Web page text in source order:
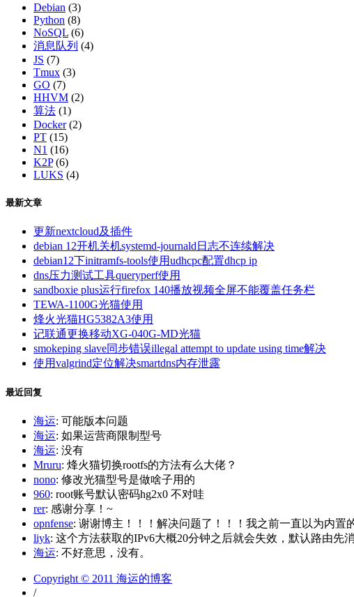
Debian (3)
Python (8)
NoSQL (6)
消息队列 (4)
JS (7)
Tmux (3)
GO (7)
HHVM (2)
算法 (1)
Docker(2)
PT (15)
N1 (16)
K2P(6)
LUKS (4)
最新文章
更新nextcloud及插件
debian 12开机关机systemd-journald日志不连续解决
debian12下initramfs-tools使用udhcpc配置dhcp ip
dns压力测试工具queryperf使用
sandboxie plus运行firefox 140播放视频全屏不能覆盖任务栏
TEWA-1100G光猫使用
烽火光猫HG5382A3使用
记联通更换移动XG-040G-MD光猫
smokeping slave同步错误illegal attempt to update using time解决
使用valgrind定位解决smartdns内存泄露
最近回复
海运: 可能版本问题
海运: 如果运营商限制型号
海运: 没有
Mruru: 烽火猫切换rootfs的方法有么大佬？
nono: 修改光猫型号是做啥子用的
960: root账号默认密码hg2x0 不对哇
rer: 感谢分享！~
opnfense: 谢谢博主！！！解决问题了！！！我之前一直以为内置
liyk: 这个方法获取的IPv6大概20分钟之后就会失效，默认路由先
海运: 不好意思，没有。
Copyright © 2011 海运的博客
/